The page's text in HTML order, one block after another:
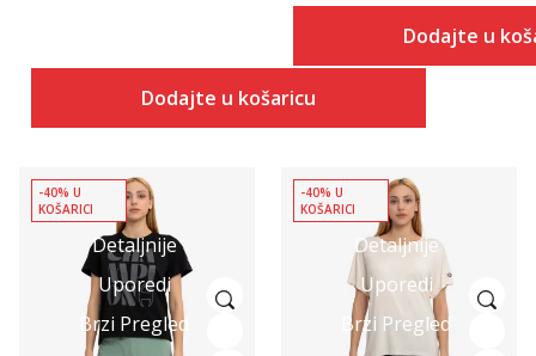
Dodajte u košaricu
Dodajte u
Detaljnije
Uporedi
Brzi Pregled
-40% U
KOŠARICI
Detaljnije
Uporedi
Brzi Pregled
-40% U
KOŠARICI